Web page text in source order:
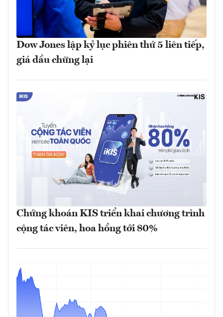
Dow Jones lập kỷ lục phiên thứ 5 liên tiếp,
giá dầu chững lại
Chứng khoán KIS triển khai chương trình
cộng tác viên, hoa hồng tới 80%